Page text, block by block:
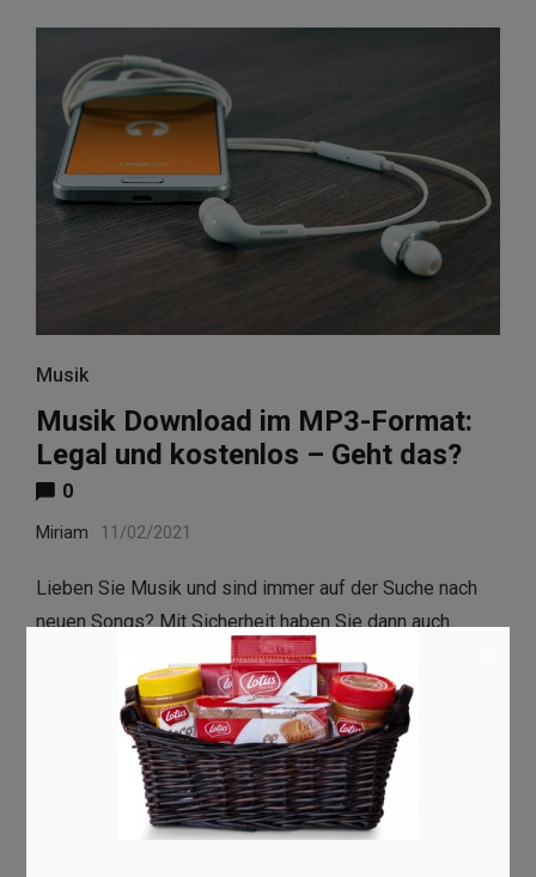
Musik
Musik Download im MP3-Format:
Legal und kostenlos – Geht das?
0
Miriam 11/02/2021
Lieben Sie Musik und sind immer auf der Suche nach
neuen Songs? Mit Sicherheit haben Sie dann auch
schon mehrfach nach guten, aber bestenfalls auch
kostenlosen, Möglichkeiten gesucht, online Musik
herunterzuladen. Die Schwierigkeit bei dieser Thematik
ist es, legale und …Read more